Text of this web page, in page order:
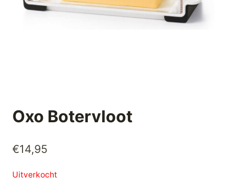
Oxo Botervloot
€14,95
Uitverkocht